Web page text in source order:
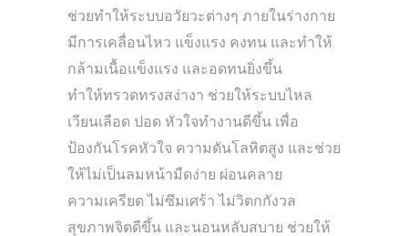
ช่วยทำให้ระบบอวัยวะต่างๆ ภายในร่างกาย
มีการเคลื่อนไหว แข็งแรง คงทน และทำให้
กล้ามเนื้อแข็งแรง และอดทนยิ่งขึ้น
ทำให้ทรวดทรงสง่างา ช่วยให้ระบบไหล
เวียนเลือด ปอด หัวใจทำงานดีขึ้น เพื่อ
ป้องกันโรคหัวใจ ความดันโลหิตสูง และช่วย
ให้ไม่เป็นลมหน้ามืดง่าย ผ่อนคลาย
ความเครียด ไม่ซึมเศร้า ไม่วิตกกังวล
สุขภาพจิตดีขึ้น และนอนหลับสบาย ช่วยให้